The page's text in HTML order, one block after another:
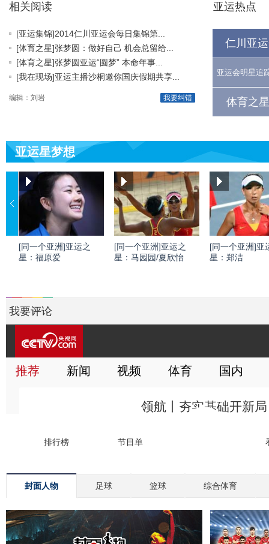
相关阅读
[亚运集锦]2014仁川亚运会每日集锦第...
[体育之星]张梦圆：做好自己 机会总留给...
[体育之星]张梦圆亚运“圆梦” 本命年事...
[我在现场]亚运主播沙桐邀你国庆假期共享...
我要纠错
编辑：刘岩
亚运热点
仁川亚
亚运会明星追
体育之
亚运星梦想
[同一个亚洲]亚运之
星：福原爱
[同一个亚洲]亚运之
星：马园园/夏欣怡
[同一个亚洲]亚
星：郑洁
我要评论
封面人物 足球 篮球 综合体育